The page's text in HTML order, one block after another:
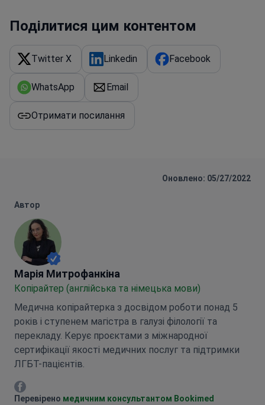
Поділитися цим контентом
Twitter X Linkedin Facebook
WhatsApp Email
Отримати посилання
Оновлено: 05/27/2022
Автор
Марія Митрофанкіна
Марія Митрофанкіна
Копірайтер (англійська та німецька мови)
Медична копірайтерка з досвідом роботи понад 5
років і ступенем магістра в галузі філології та
перекладу. Керує проєктами з міжнародної
сертифікації якості медичних послуг та підтримки
ЛГБТ-пацієнтів.
Марія Митрофанкіна Facebook
Перевірено медичним консультантом Bookimed